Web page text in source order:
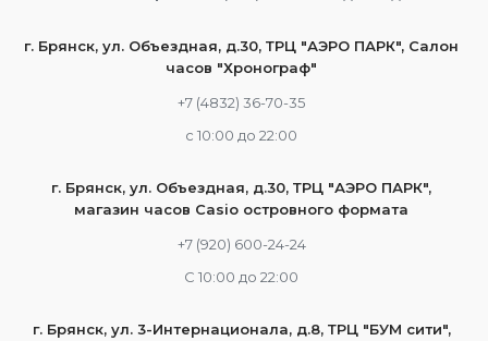
г. Брянск, ул. Объездная, д.30, ТРЦ "АЭРО ПАРК", Салон
часов "Хронограф"
+7 (4832) 36-70-35
c 10:00 до 22:00
г. Брянск, ул. Объездная, д.30, ТРЦ "АЭРО ПАРК",
магазин часов Casio островного формата
+7 (920) 600-24-24
С 10:00 до 22:00
г. Брянск, ул. 3-Интернационала, д.8, ТРЦ "БУМ сити",